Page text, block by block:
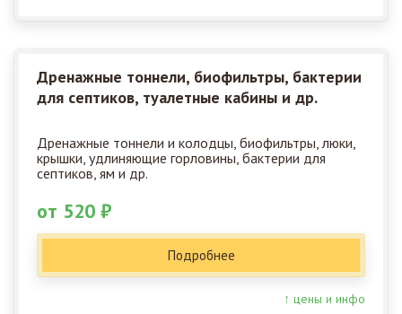
Дренажные тоннели, биофильтры, бактерии
для септиков, туалетные кабины и др.
Дренажные тоннели и колодцы, биофильтры, люки,
крышки, удлиняющие горловины, бактерии для
септиков, ям и др.
от 520 ₽
Подробнее
↑ цены и инфо